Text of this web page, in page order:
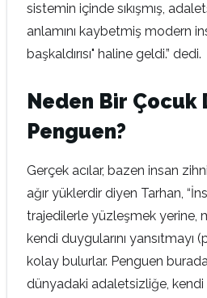
sistemin içinde sıkışmış,
anlamını kaybetmiş modern
başkaldırısı" haline geldi.” dedi.
Neden Bir Çocuk
Penguen?
Gerçek acılar, bazen insan
ağır yüklerdir diyen Tarhan,
trajedilerle yüzleşmek yerine,
kendi duygularını yansıtmayı
kolay bulurlar. Penguen
dünyadaki adaletsizliğe, kendi